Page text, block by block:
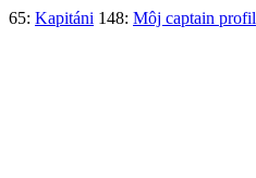
65: Kapitáni 148: Môj captain profil